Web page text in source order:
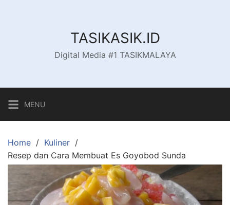
TASIKASIK.ID
Digital Media #1 TASIKMALAYA
MENU
Home
Kuliner
Resep dan Cara Membuat Es Goyobod Sunda